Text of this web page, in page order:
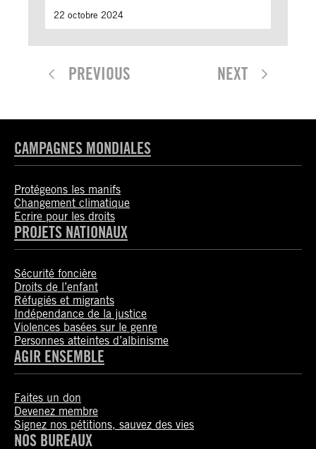
22 octobre 2024
PREVIOUS NEXT
CAMPAGNES MONDIALES
Protégeons les manifs
Changement climatique
Ecrire pour les droits
PROJETS NATIONAUX
Sécurité foncière
Droits de l’enfant
Réfugiés et migrants
Indépendance de la justice
Violences basées sur le genre
Personnes atteintes d’albinisme
AGIR ENSEMBLE
Faites un don
Devenez membre
Signez nos pétitions, sauvez des vies
NOS BUREAUX